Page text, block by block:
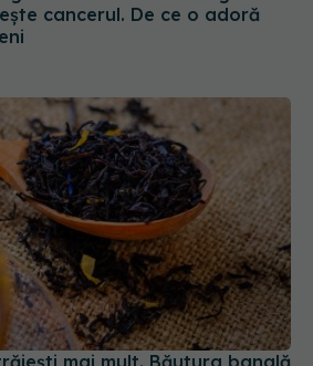
mai mult. Băutura banală
reduce stresul și